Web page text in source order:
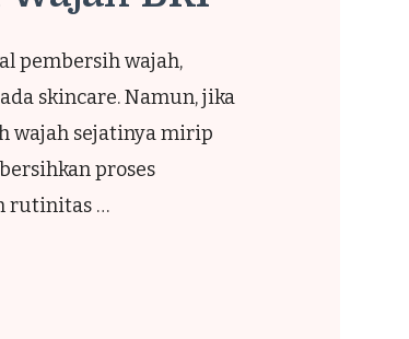
garam sudah lama jadi
gurih, pedas,
bikin susah berhenti
orang mengeluh